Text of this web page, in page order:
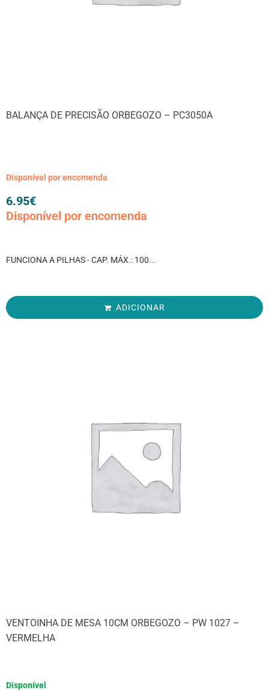
BALANÇA DE PRECISÃO ORBEGOZO – PC3050A
Disponível por encomenda
6.95€
Disponível por encomenda
FUNCIONA A PILHAS - CAP. MÁX.: 100...
ADICIONAR
VENTOINHA DE MESA 10CM ORBEGOZO – PW 1027 –
VERMELHA
Disponível